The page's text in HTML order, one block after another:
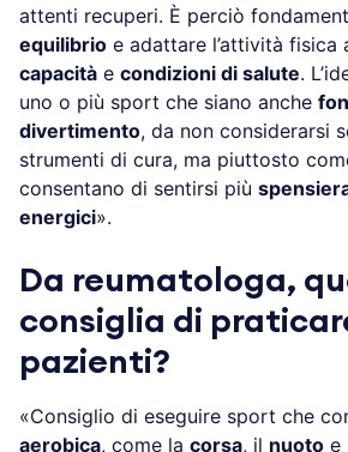
attenti recuperi. È perciò
equilibrio e adattare l’attività fisica
capacità e condizioni di salute.
uno o più sport che siano anche
divertimento, da non considerarsi
strumenti di cura, ma piuttosto
consentano di sentirsi più
energici».
Da reumatologa,
consiglia di
pazienti?
«Consiglio di eseguire sport che
aerobica, come la corsa, il nuoto e